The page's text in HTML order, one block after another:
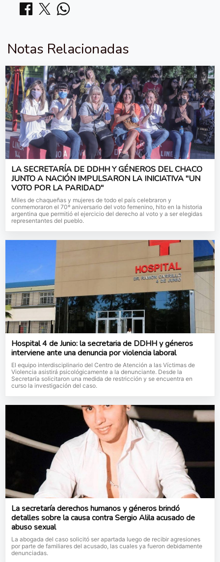
Notas Relacionadas
LA SECRETARÍA DE DDHH Y GÉNEROS DEL CHACO
JUNTO A NACIÓN IMPULSARON LA INICIATIVA "UN
VOTO POR LA PARIDAD"
Miles de chaqueñas y mujeres de todo el país celebraron y
conmemoraron el 70º aniversario del voto femenino, hito en la historia
argentina que permitió el ejercicio del derecho al voto y a ser elegidas
representantes del pueblo.
Hospital 4 de Junio: la secretaria de DDHH y géneros
interviene ante una denuncia por violencia laboral
El equipo interdisciplinario del Centro de Atención a las Víctimas de
Violencia asistirá psicológicamente a la denunciante. Desde la
Secretaría solicitaron una medida de restricción y se encuentra en
curso la investigación del caso.
La secretaría derechos humanos y géneros brindó
detalles sobre la causa contra Sergio Alila acusado de
abuso sexual
La abogada del caso solicitó ser apartada luego de recibir agresiones
por parte de familiares del acusado, las cuales ya fueron debidamente
denunciadas.